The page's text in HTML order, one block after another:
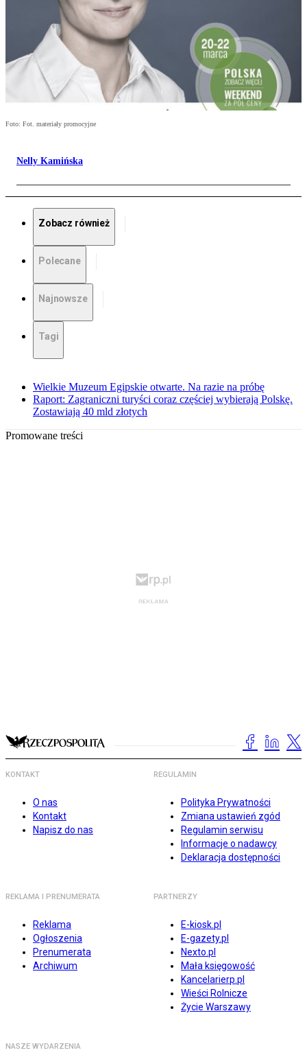
Foto: Fot. materiały promocyjne
Nelly Kamińska
Zobacz również
Polecane
Najnowsze
Tagi
Wielkie Muzeum Egipskie otwarte. Na razie na próbę
Raport: Zagraniczni turyści coraz częściej wybierają Polskę.
Zostawiają 40 mld złotych
Promowane treści
KONTAKT
O nas
Kontakt
Napisz do nas
REGULAMIN
Polityka Prywatności
Zmiana ustawień zgód
Regulamin serwisu
Informacje o nadawcy
Deklaracja dostępności
REKLAMA I PRENUMERATA
Reklama
Ogłoszenia
Prenumerata
Archiwum
PARTNERZY
E-kiosk.pl
E-gazety.pl
Nexto.pl
Mała księgowość
Kancelarierp.pl
Wieści Rolnicze
Życie Warszawy
NASZE WYDARZENIA